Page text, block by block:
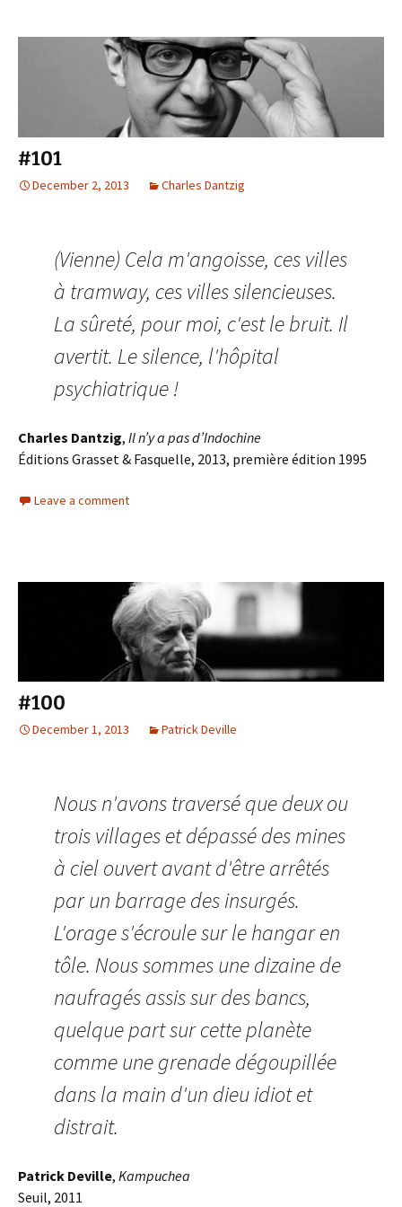
#101
December 2, 2013 Charles Dantzig
(Vienne) Cela m'angoisse, ces villes
à tramway, ces villes silencieuses.
La sûreté, pour moi, c'est le bruit. Il
avertit. Le silence, l'hôpital
psychiatrique !
Charles Dantzig, Il n’y a pas d’Indochine
Éditions Grasset & Fasquelle, 2013, première édition 1995
Leave a comment
#100
December 1, 2013 Patrick Deville
Nous n'avons traversé que deux ou
trois villages et dépassé des mines
à ciel ouvert avant d'être arrêtés
par un barrage des insurgés.
L'orage s'écroule sur le hangar en
tôle. Nous sommes une dizaine de
naufragés assis sur des bancs,
quelque part sur cette planète
comme une grenade dégoupillée
dans la main d'un dieu idiot et
distrait.
Patrick Deville, Kampuchea
Seuil, 2011